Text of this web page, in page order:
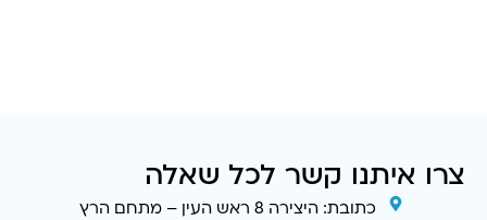
צרו איתנו קשר לכל שאלה
כתובת: היצירה 8 ראש העין – מתחם הרץ